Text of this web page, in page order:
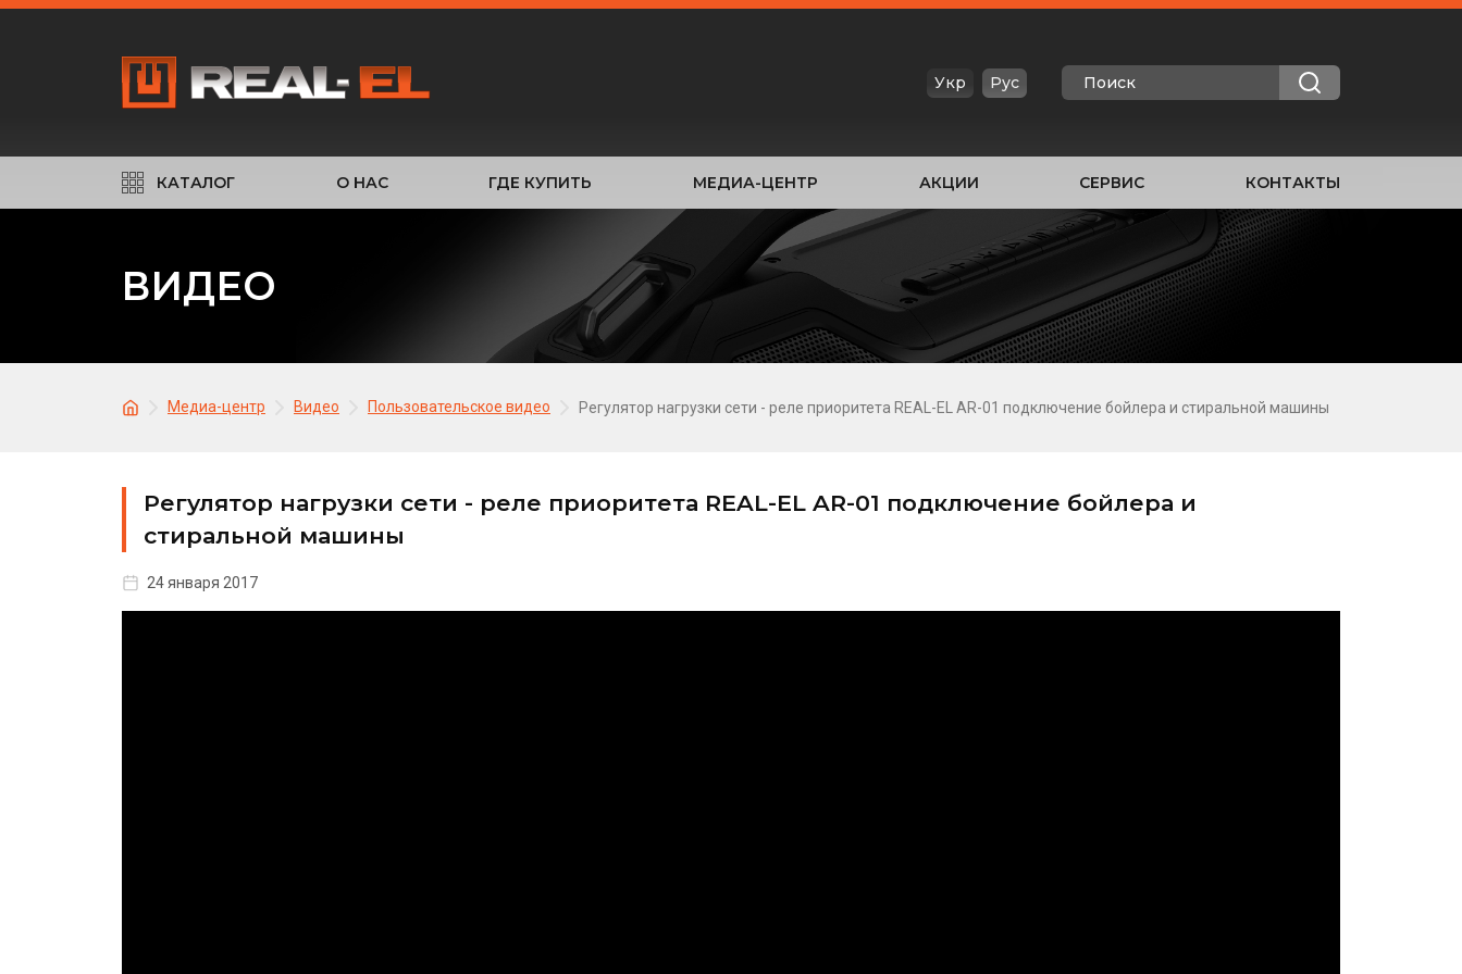
Укр Рус
КАТАЛОГ О НАС ГДЕ КУПИТЬ МЕДИА-ЦЕНТР АКЦИИ СЕРВИС КОНТАКТЫ
ВИДЕО
Медиа-центр Видео Пользовательское видео Регулятор нагрузки сети - реле приоритета REAL-EL AR-01 подключение бойлера и стиральной машины
Регулятор нагрузки сети - реле приоритета REAL-EL AR-01 подключение бойлера и
стиральной машины
24 января 2017